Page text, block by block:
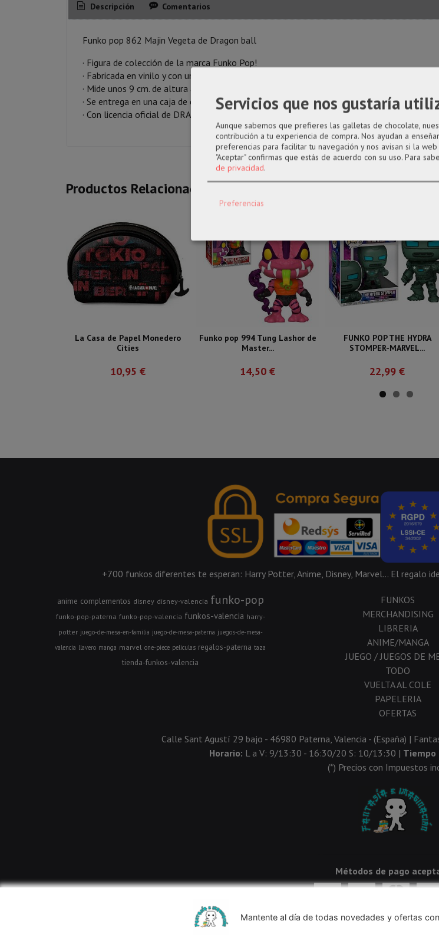
Descripción Comentarios
Funko pop 862 Majin Vegeta de Dragon ball
· Figura de colección de la marca Funko Pop!
· Fabricada en vinilo y con una cabeza de tamaño desproporcionado como principal rasgo
· Mide unos 9 cm. de altura aproximada.
· Se entrega en una caja de cartón y plástico rígido transparente.
· Con licencia oficial de DRAGON BALL
Productos Relacionados
La Casa de Papel Monedero
Cities
10,95 €
Funko pop 994 Tung Lashor de
Master...
14,50 €
FUNKO POP THE HYDRA
STOMPER-MARVEL...
22,99 €
+700 funkos diferentes te esperan: Harry Potter, Anime, Disney, Marvel... El regalo
anime complementos disney disney-valencia funko-pop
funko-pop-paterna funko-pop-valencia funkos-valencia harry-
potter juego-de-mesa-en-familia juego-de-mesa-paterna juegos-de-mesa-
valencia llavero manga marvel one-piece peliculas regalos-paterna taza
tienda-funkos-valencia
FUNKOS
MERCHANDISING
LIBRERIA
ANIME/MANGA
JUEGO / JUEGOS DE
TODO
VUELTA AL COLE
PAPELERIA
OFERTAS
Calle Sant Agustí 29 bajo - 46980 Paterna, Valencia - (España) |
Horario: L a V: 9/13:30 - 16:30/20 S: 10/13:30 | Tiempo
(*) Precios con Impuestos
Métodos de pago
Mantente al día de todas novedades y ofertas
Servicios que nos gustaría
Aunque sabemos que prefieres las galletas de chocolate,
contribución a tu experiencia de compra. Nos ayudan a
preferencias para facilitar tu navegación y nos avisan si la
"Aceptar" confirmas que estás de acuerdo con su uso. Para
de privacidad.
Preferencias